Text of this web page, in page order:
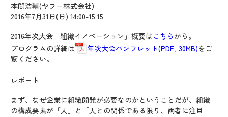
本間浩輔(ヤフー株式会社)
2016年7月31日(日) 14:00-15:15
2016年次大会「組織イノベーション」概要は こちら から。
プログラムの詳細は
年次大会パンフレット(PDF, 30MB)をご
覧ください。
レポート
まず、なぜ企業に組織開発が必要なのかということだが、組織
の構成要素が「人」と「人との関係である限り、両者に注目